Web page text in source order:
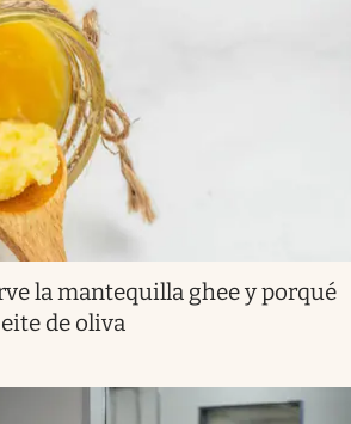
la mantequilla ghee y porqué
de oliva